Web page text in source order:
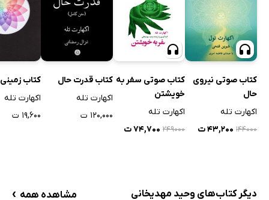
کتاب صوتی نیروی
حال
اکهارت تله
۱۴۴۰۰۰ ۴۳,۲۰۰ ت
کتاب صوتی سفر به
خویشتن
اکهارت تله
۲۴۹۰۰۰ ۷۴,۷۰۰ ت
کتاب قدرت حال
اکهارت تله
۱۲۰,۰۰۰ ت
کتاب
اکهارت تله
۱۹,۶۰۰ ت
دیگر کتاب‌های وحید مهدیخانی مشاهده همه ›